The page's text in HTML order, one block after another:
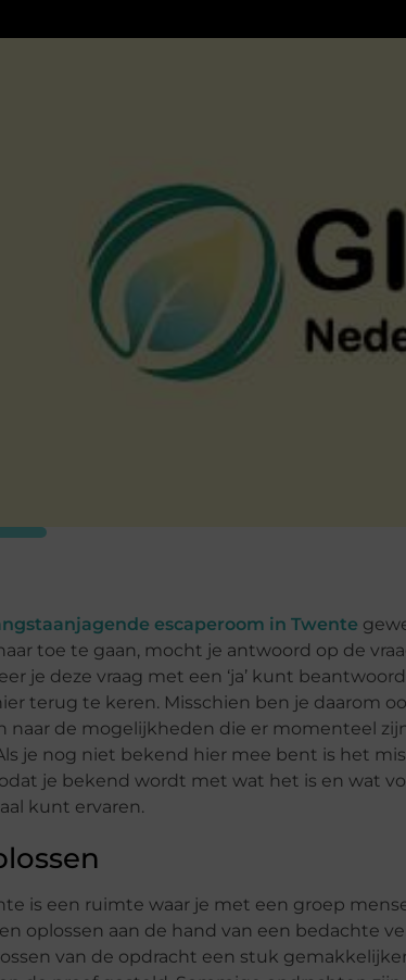
escaperoom in Twente
toe te gaan, mocht je antwoord op de
je deze vraag met een ‘ja’ kunt
terug te keren. Misschien ben je daarom
naar de mogelijkheden die er momenteel
je nog niet bekend hier mee bent is het
je bekend wordt met wat het is en wat
kunt ervaren.
is een ruimte waar je met een groep
oplossen aan de hand van een bedachte
van de opdracht een stuk